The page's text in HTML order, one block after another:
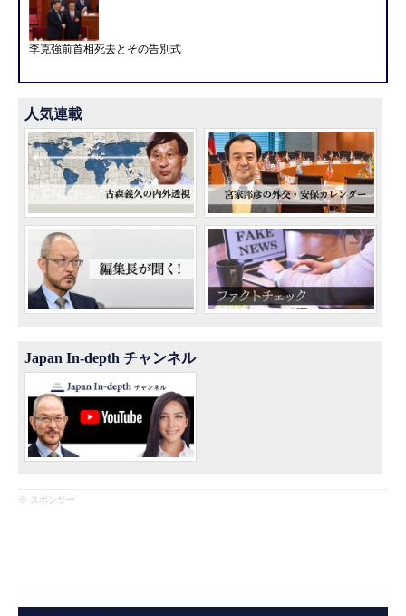
李克強前首相死去とその告別式
人気連載
Japan In-depth チャンネル
※ スポンサー